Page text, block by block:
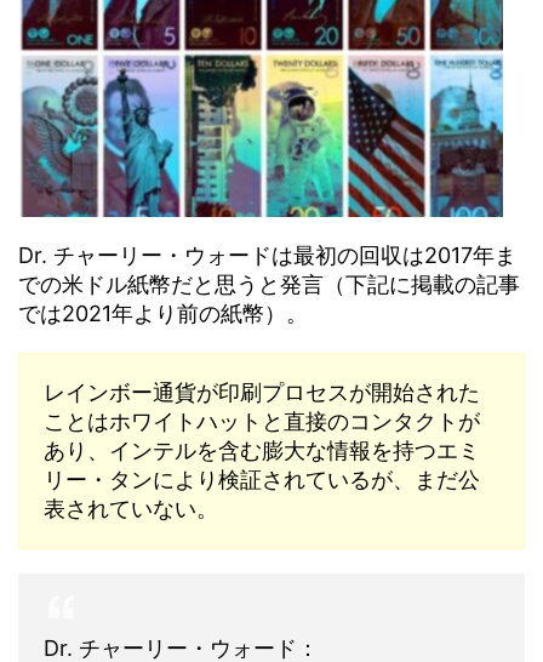
Dr. チャーリー・ウォードは最初の回収は2017年ま
での米ドル紙幣だと思うと発言（下記に掲載の記事
では2021年より前の紙幣）。
レインボー通貨が印刷プロセスが開始された
ことはホワイトハットと直接のコンタクトが
あり、インテルを含む膨大な情報を持つエミ
リー・タンにより検証されているが、まだ公
表されていない。
Dr. チャーリー・ウォード：